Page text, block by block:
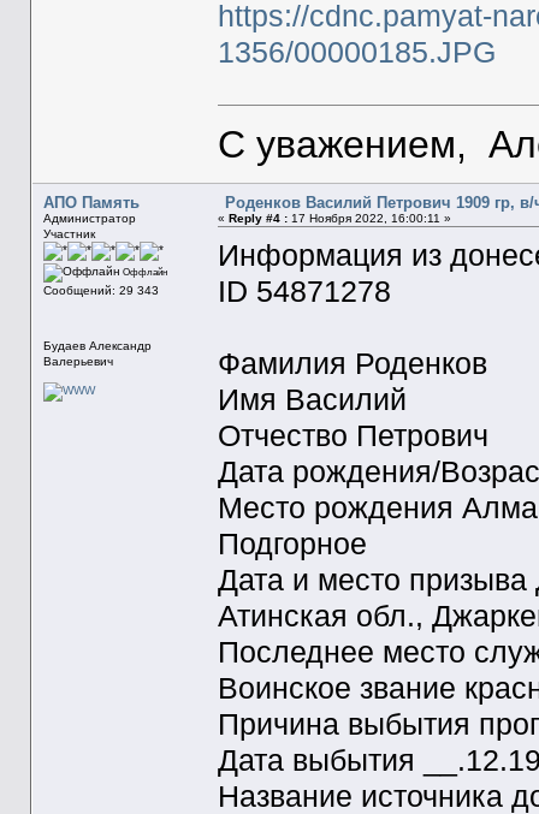
https://cdnc.pamyat-
1356/00000185.JPG
С уважением,
АПО Память
Администратор
Участник
Оффлайн
Сообщений: 29 343
Будаев Александр
Валерьевич
Роденков Василий Петрович 1909 гр, в/
« Reply #4 :17 Ноября 2022, 16:00:11 »
Информация из
ID 54871278
Фамилия Роденков
Имя Василий
Отчество Петрович
Дата рождения/
Место рождения
Подгорное
Дата и место
Атинская обл.,
Последнее место
Воинское звание
Причина выбытия
Дата выбытия
Название источника